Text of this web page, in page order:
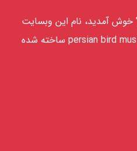
خوش آمدید، نام این وبسایت
pbmusic است و از اختصار persian bird music ساخته شده